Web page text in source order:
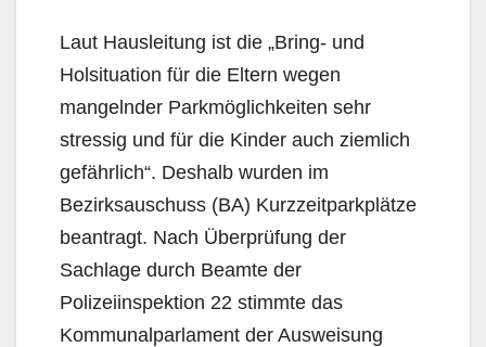
Laut Hausleitung ist die „Bring- und
Holsituation für die Eltern wegen
mangelnder Parkmöglichkeiten sehr
stressig und für die Kinder auch ziemlich
gefährlich“. Deshalb wurden im
Bezirksauschuss (BA) Kurzzeitparkplätze
beantragt. Nach Überprüfung der
Sachlage durch Beamte der
Polizeiinspektion 22 stimmte das
Kommunalparlament der Ausweisung